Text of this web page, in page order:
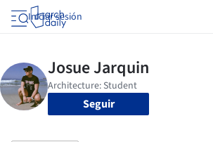
Iniciar sesión
Seguir